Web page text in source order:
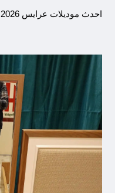
احدث موديلات عرايس 2026 لشهر يوليو